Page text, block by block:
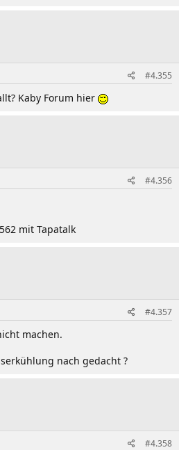
#4.355
Kaby Forum hier
#4.356
mit Tapatalk
#4.357
machen.
nach gedacht ?
#4.358